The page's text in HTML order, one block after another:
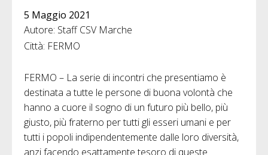
5 Maggio 2021
Autore: Staff CSV Marche
Città: FERMO
FERMO – La serie di incontri che presentiamo è
destinata a tutte le persone di buona volontà che
hanno a cuore il sogno di un futuro più bello, più
giusto, più fraterno per tutti gli esseri umani e per
tutti i popoli indipendentemente dalle loro diversità,
anzi facendo esattamente tesoro di queste